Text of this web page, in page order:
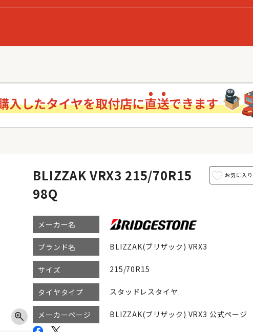
BLIZZAK VRX3 215/70R15
98Q
メーカー名
ブランド名 BLIZZAK(ブリザック) VRX3
サイズ 215/70R15
タイヤタイプ スタッドレスタイヤ
メーカーページ BLIZZAK(ブリザック) VRX3 公式ページ